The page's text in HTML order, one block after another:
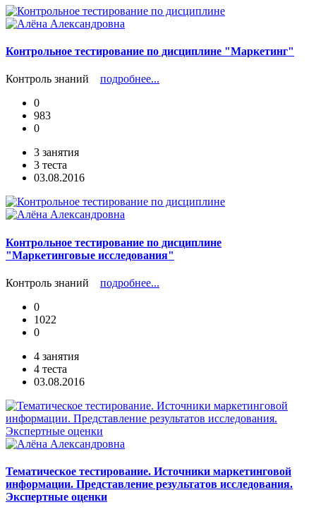
Контрольное тестирование по дисциплине "Маркетинг"
Контроль знаний подробнее...
0
983
0
3 занятия
3 теста
03.08.2016
Контрольное тестирование по дисциплине
"Маркетинговые исследования"
Контроль знаний подробнее...
0
1022
0
4 занятия
4 теста
03.08.2016
Тематическое тестирование. Источники маркетинговой
информации. Представление результатов исследования.
Экспертные оценки